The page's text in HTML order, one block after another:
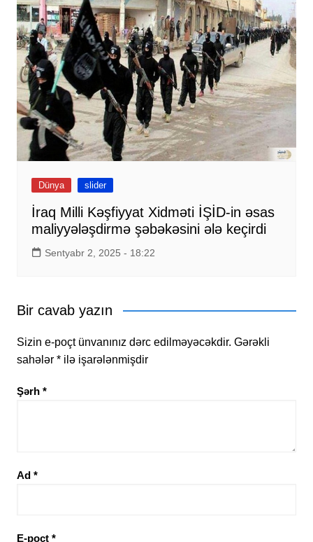
Dünya slider
İraq Milli Kəşfiyyat Xidməti İŞİD-in əsas
maliyyələşdirmə şəbəkəsini ələ keçirdi
Sentyabr 2, 2025 - 18:22
Bir cavab yazın
Sizin e-poçt ünvanınız dərc edilməyəcəkdir. Gərəkli
sahələr *ilə işarələnmişdir
Şərh *
Ad *
E-poçt *